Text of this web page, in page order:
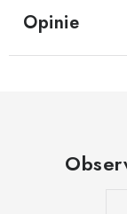
Opinie